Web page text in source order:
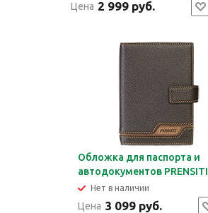
Цена 2 999 руб.
Обложка для паспорта и
автодокументов PRENSITI
Нет в наличии
Цена 3 099 руб.